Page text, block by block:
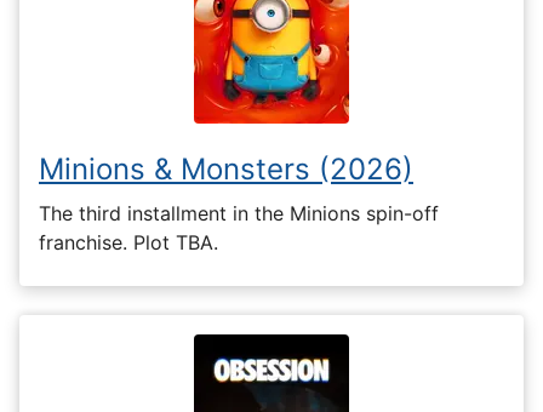
Minions & Monsters (2026)
The third installment in the Minions spin-off
franchise. Plot TBA.